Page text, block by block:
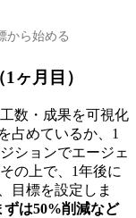
から始める
ヶ月目）
数・成果を可視化
占めているか、1
ションでエージェ
の上で、1年後に
目標を設定しま
ずは50%削減など